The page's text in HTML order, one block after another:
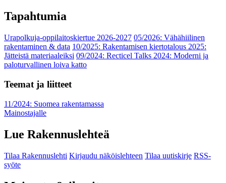
Tapahtumia
Urapolkuja-oppilaitoskiertue 2026-2027 05/2026: Vähähiilinen
rakentaminen & data 10/2025: Rakentamisen kiertotalous 2025:
Jätteistä materiaaleiksi 09/2024: Recticel Talks 2024: Moderni ja
paloturvallinen loiva katto
Teemat ja liitteet
11/2024: Suomea rakentamassa
Mainostajalle
Lue Rakennuslehteä
Tilaa Rakennuslehti Kirjaudu näköislehteen Tilaa uutiskirje RSS-
syöte